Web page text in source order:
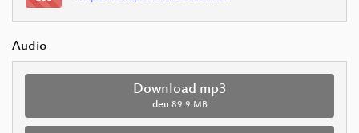
Audio
Download mp3
deu 89.9 MB